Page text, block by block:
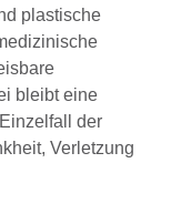
plastische
bleibt eine
der
Verletzung